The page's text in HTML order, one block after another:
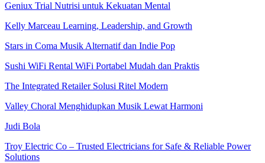
Geniux Trial Nutrisi untuk Kekuatan Mental
Kelly Marceau Learning, Leadership, and Growth
Stars in Coma Musik Alternatif dan Indie Pop
Sushi WiFi Rental WiFi Portabel Mudah dan Praktis
The Integrated Retailer Solusi Ritel Modern
Valley Choral Menghidupkan Musik Lewat Harmoni
Judi Bola
Troy Electric Co – Trusted Electricians for Safe & Reliable Power
Solutions